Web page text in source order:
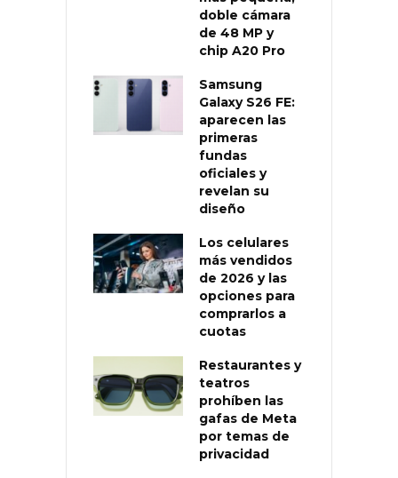
doble cámara
de 48 MP y
chip A20 Pro
Samsung
Galaxy S26 FE:
aparecen las
primeras
fundas
oficiales y
revelan su
diseño
Los celulares
más vendidos
de 2026 y las
opciones para
comprarlos a
cuotas
Restaurantes y
teatros
prohíben las
gafas de Meta
por temas de
privacidad